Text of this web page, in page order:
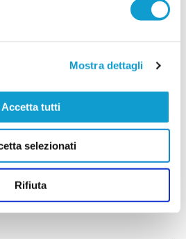
Mostra dettagli
Accetta tutti
selezionati
Rifiuta
D
Eccellenza Classifica Eccellenza
leggi
d’anticipo grazie
Un risultato
l’obiettivo